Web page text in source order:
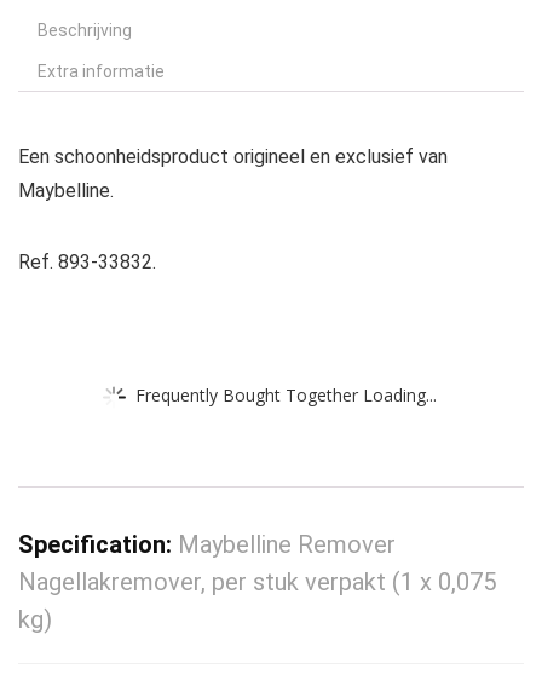
Beschrijving
Extra informatie
Een schoonheidsproduct origineel en exclusief van
Maybelline.
Ref. 893-33832.
Frequently Bought Together Loading...
Specification: Maybelline Remover
Nagellakremover, per stuk verpakt (1 x 0,075
kg)